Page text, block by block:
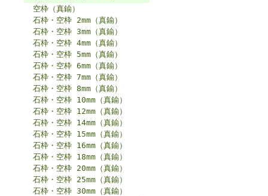
空枠（真鍮）
石枠・空枠 2mm（真鍮）
石枠・空枠 3mm（真鍮）
石枠・空枠 4mm（真鍮）
石枠・空枠 5mm（真鍮）
石枠・空枠 6mm（真鍮）
石枠・空枠 7mm（真鍮）
石枠・空枠 8mm（真鍮）
石枠・空枠 10mm（真鍮）
石枠・空枠 12mm（真鍮）
石枠・空枠 14mm（真鍮）
石枠・空枠 15mm（真鍮）
石枠・空枠 16mm（真鍮）
石枠・空枠 18mm（真鍮）
石枠・空枠 20mm（真鍮）
石枠・空枠 25mm（真鍮）
石枠・空枠 30mm（真鍮）